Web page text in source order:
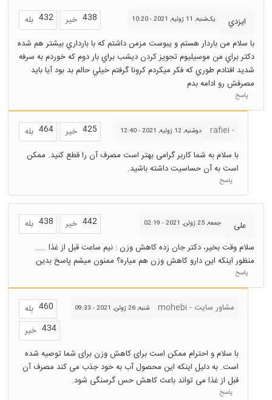
ايزدي یک‌شنبه, 11 ژوئیه, 2021 - 10:20 بله 432 خیر 438
با سلام من باردار هستم و يبوست مزمن داشتم كه با بارداري بيشتر هم شده
دكتر براي من موسيليوم تجويز كردن ديشب براي بار دوم كه خوردم به سرفه
شديد افتادم طوري كه فكر ميكردم كرونا گرفتم خيلي حالم بد بود آيا بايد
مصرفش رو ادامه بدم
پاسخ
- rafiei دوشنبه, 12 ژوئیه, 2021 - 12:40 بله 464 خیر 425
با سلام به شما کاربر گرامی بهتر است مصرف آن را قطع کنید. ممکن
است به آن حساسیت داشته باشید.
پاسخ
على جمعه, 25 ژوئن, 2021 - 02:19 بله 438 خیر 442
سلام وقت بخير، دكتر جان زده كاهش وزن : نيم ساعت قبل از غذا ……
منظور اينكه اين دارو كاهش وزن هم مياره؟ ممنون ميشم پاسخ بدين
پاسخ
مشاور سایت - mohebi شنبه, 26 ژوئن, 2021 - 09:33 بله 460
خیر 434
با سلام و احترام ممکن است برای کاهش وزن برای شما توصیه شده
است. به دلیل اینکه این محصول آب به خود جذب می کند مصرف آن
قبل از غذا می تواند باعث کاهش حس گرسنگی شود.
پاسخ